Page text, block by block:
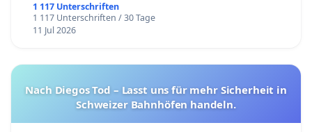
1 117 Unterschriften
1 117 Unterschriften / 30 Tage
11 Jul 2026
Nach Diegos Tod – Lasst uns für mehr Sicherheit in
Schweizer Bahnhöfen handeln.